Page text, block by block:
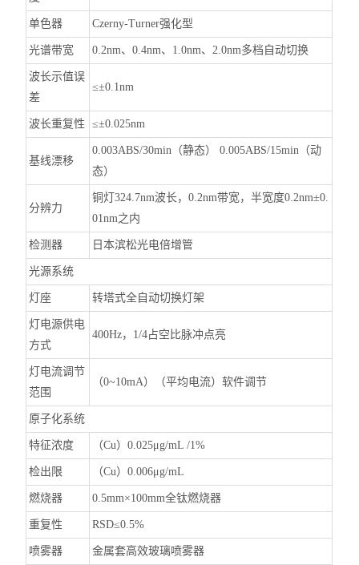
单色器 Czerny-Turner强化型
光谱带宽 0.2nm、0.4nm、1.0nm、2.0nm多档自动切换
波长示值误
差
≤±0.1nm
波长重复性 ≤±0.025nm
基线漂移
0.003ABS/30min（静态） 0.005ABS/15min（动
态）
分辨力
铜灯324.7nm波长，0.2nm带宽，半宽度0.2nm±0.
01nm之内
检测器 日本滨松光电倍增管
光源系统
灯座 转塔式全自动切换灯架
灯电源供电
方式
400Hz，1/4占空比脉冲点亮
灯电流调节
范围
（0~10mA）（平均电流）软件调节
原子化系统
特征浓度 （Cu）0.025μg/mL /1%
检出限 （Cu）0.006μg/mL
燃烧器 0.5mm×100mm全钛燃烧器
重复性 RSD≤0.5%
喷雾器 金属套高效玻璃喷雾器